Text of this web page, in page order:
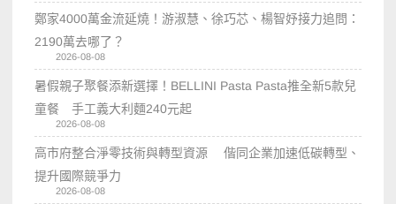
鄭家4000萬金流延燒！游淑慧、徐巧芯、楊智妤接力追問：
2190萬去哪了？
2026-08-08
暑假親子聚餐添新選擇！BELLINI Pasta Pasta推全新5款兒
童餐 手工義大利麵240元起
2026-08-08
高市府整合淨零技術與轉型資源 偕同企業加速低碳轉型、
提升國際競爭力
2026-08-08